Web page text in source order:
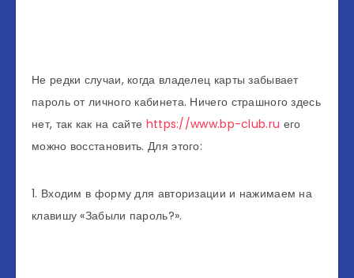
Не редки случаи, когда владелец карты забывает
пароль от личного кабинета. Ничего страшного здесь
нет, так как на сайте https://www.bp-club.ru его
можно восстановить. Для этого:
1. Входим в форму для авторизации и нажимаем на
клавишу «Забыли пароль?».